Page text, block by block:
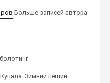
Больше записей автора
Зимний пеший